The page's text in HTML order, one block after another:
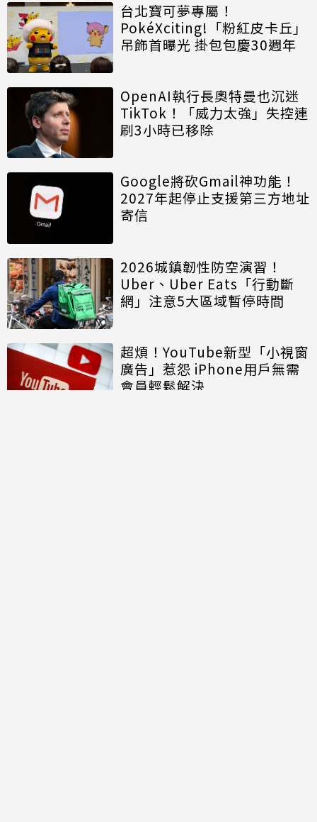
台北寶可夢專屬！
PokéXciting!「粉紅皮卡丘」
吊飾首曝光 掛包包慶30週年
OpenAI執行長奧特曼也沉迷
TikTok！「威力太強」失控連
刷3小時已移除
Google將砍Gmail神功能！
2027年起停止支援第三方地址
寄信
2026城鎮韌性防空演習！
Uber、Uber Eats「行動斷
網」注意5大區域暫停時間
超煩！YouTube新型「小視窗
廣告」惹怨 iPhone用戶無需
會員輕鬆解決